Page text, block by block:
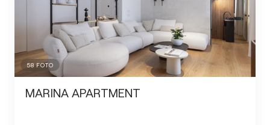
58 FOTO
MARINA APARTMENT